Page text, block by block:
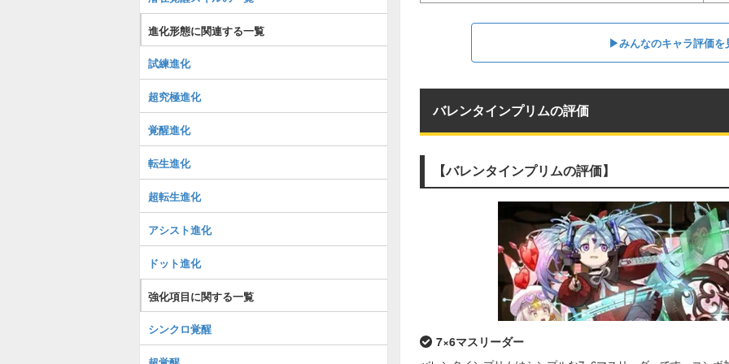
▶︎みんなのキャラ評価を
バレンタインプリムの評価
【バレンタインプリムの評価】
7×6マスリーダー
進化形態に関連する一覧
試練進化
超究極進化
覚醒進化
転生進化
超転生進化
アシスト進化
ドット進化
強化項目に関する一覧
シンクロ覚醒